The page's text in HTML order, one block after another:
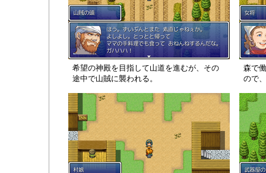
希望の神殿を目指して山道を進むが、その
途中で山賊に襲われる。
森で
ので